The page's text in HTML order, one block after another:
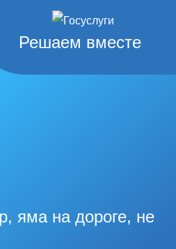
Решаем вместе
яма на дороге, не